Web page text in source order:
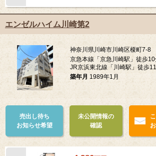
エンゼルハイム川崎第2
神奈川県川崎市川崎区榎町7-8
京急本線「京急川崎駅」徒歩
JR京浜東北線「川崎駅」徒歩
築年月 1989年1月
売出し待ち
お知らせ希望
未公開情報の
確認